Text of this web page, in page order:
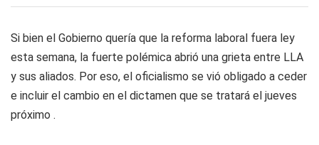
Si bien el Gobierno quería que la reforma laboral fuera ley
esta semana, la fuerte polémica abrió una grieta entre LLA
y sus aliados. Por eso, el oficialismo se vió obligado a ceder
e incluir el cambio en el dictamen que se tratará el jueves
próximo .